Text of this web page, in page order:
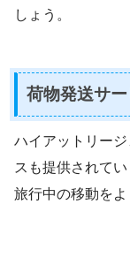
しょう。
荷物発送サ
ハイアットリー
スも提供されて
旅行中の移動をよ